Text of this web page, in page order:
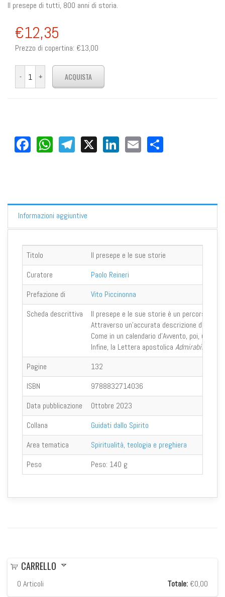
Il presepe di tutti, 800 anni di storia.
€12,35
Prezzo di copertina: €13,00
Facebook
WhatsApp
Telegram
X LinkedIn
Email
Informazioni aggiuntive
Titolo
Il presepe e le sue storie
Curatore
Paolo Reineri
Prefazione di
Vito Piccinonna
Scheda descrittiva
Il presepe e le sue storie è un percorso
Attraverso un’accurata descrizione dei
Come in un calendario d’Avvento, poi, una
Infine, la Lettera apostolica Admirabile
Pagine
132
ISBN
9788832714036
Data pubblicazione
Ottobre 2023
Collana
Guidati dallo Spirito
Area tematica
Spiritualità, teologia e preghiera
Peso
Peso: 140 g
CARRELLO
0 Articoli Totale: €0,00